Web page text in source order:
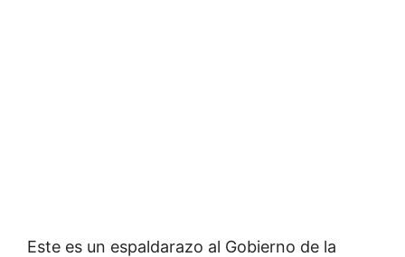
Este es un espaldarazo al Gobierno de la